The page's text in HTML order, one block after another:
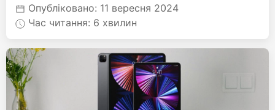
Опубліковано: 11 вересня 2024
Час читання: 6 хвилин